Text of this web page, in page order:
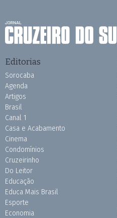
Editorias
Sorocaba
Agenda
Artigos
Brasil
Canal 1
Casa e Acabamento
Cinema
Condomínios
Cruzeirinho
Do Leitor
Educação
Educa Mais Brasil
Esporte
Economia